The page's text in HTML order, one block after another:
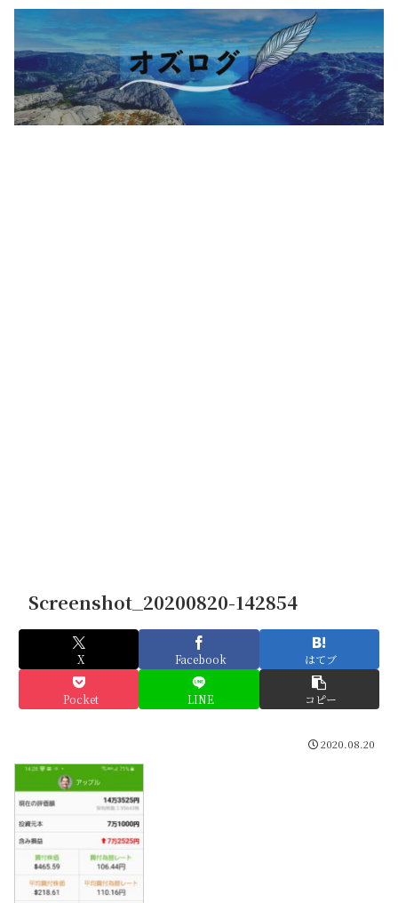
Screenshot_20200820-142854
X Facebook はてブ
Pocket LINE コピー
2020.08.20